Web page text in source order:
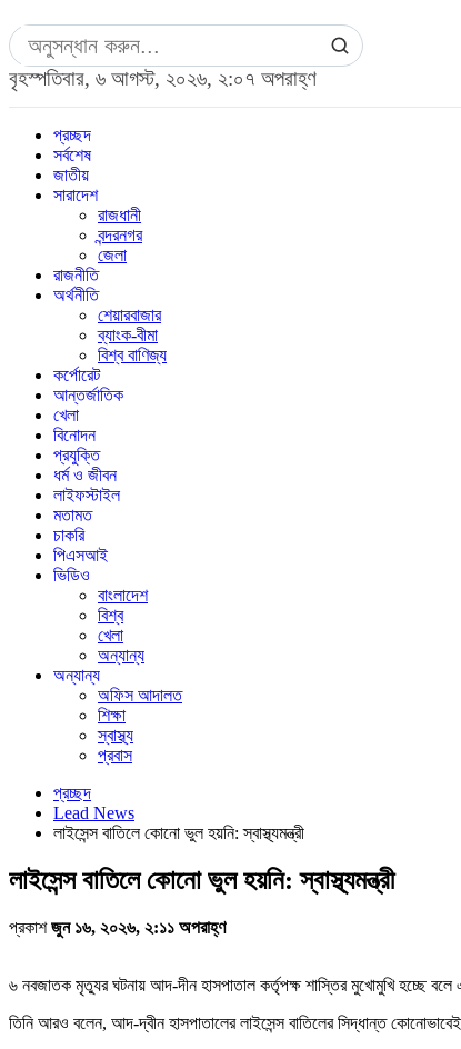
বৃহস্পতিবার, ৬ আগস্ট, ২০২৬, ২:০৭ অপরাহ্ণ
প্রচ্ছদ
সর্বশেষ
জাতীয়
সারাদেশ
রাজধানী
বন্দরনগর
জেলা
রাজনীতি
অর্থনীতি
শেয়ারবাজার
ব্যাংক-বীমা
বিশ্ব বাণিজ্য
কর্পোরেট
আন্তর্জাতিক
খেলা
বিনোদন
প্রযুক্তি
ধর্ম ও জীবন
লাইফস্টাইল
মতামত
চাকরি
পিএসআই
ভিডিও
বাংলাদেশ
বিশ্ব
খেলা
অন্যান্য
অন্যান্য
অফিস আদালত
শিক্ষা
স্বাস্থ্য
প্রবাস
প্রচ্ছদ
Lead News
লাইসেন্স বাতিলে কোনো ভুল হয়নি: স্বাস্থ্যমন্ত্রী
লাইসেন্স বাতিলে কোনো ভুল হয়নি: স্বাস্থ্যমন্ত্রী
প্রকাশজুন ১৬, ২০২৬, ২:১১ অপরাহ্ণ
৬ নবজাতক মৃত্যুর ঘটনায় আদ-দীন হাসপাতাল কর্তৃপক্ষ শাস্তির মুখোমুখি হচ্ছে বলে
তিনি আরও বলেন, আদ-দ্বীন হাসপাতালের লাইসেন্স বাতিলের সিদ্ধান্ত